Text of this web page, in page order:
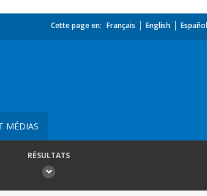
Cette page en: Français English Español
MÉDIAS
RÉSULTATS